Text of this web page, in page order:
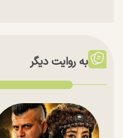
به روایت دیگر